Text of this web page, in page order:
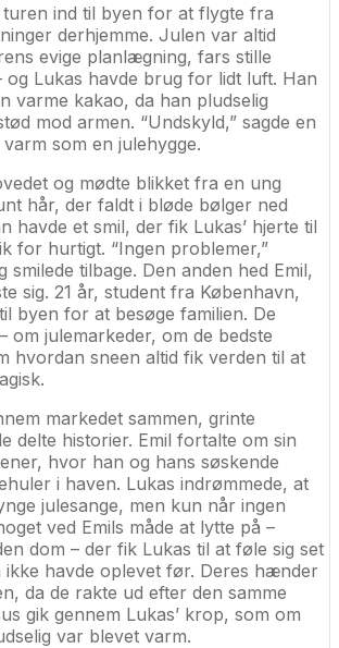
turen ind til byen for at flygte fra
derhjemme. Julen var altid
evige planlægning, fars stille
Lukas havde brug for lidt luft. Han
varme kakao, da han pludselig
mod armen. “Undskyld,” sagde en
som en julehygge.
og mødte blikket fra en ung
hår, der faldt i bløde bølger ned
havde et smil, der fik Lukas’ hjerte til
for hurtigt. “Ingen problemer,”
smilede tilbage. Den anden hed Emil,
sig. 21 år, student fra København,
byen for at besøge familien. De
om julemarkeder, om de bedste
hvordan sneen altid fik verden til at
markedet sammen, grinte
delte historier. Emil fortalte om sin
hvor han og hans søskende
i haven. Lukas indrømmede, at
julesange, men kun når ingen
ved Emils måde at lytte på –
dom – der fik Lukas til at føle sig set
ikke havde oplevet før. Deres hænder
da de rakte ud efter den samme
gik gennem Lukas’ krop, som om
var blevet varm.